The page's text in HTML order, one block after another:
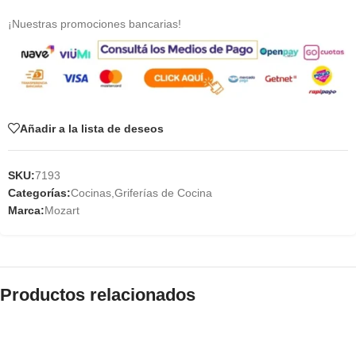
¡Nuestras promociones bancarias!
Añadir a la lista de deseos
SKU:7193
Categorías:Cocinas,Griferías de Cocina
Marca:Mozart
Productos relacionados